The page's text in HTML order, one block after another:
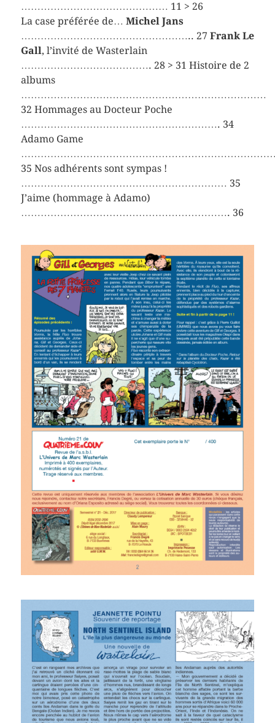
……………………………………… 11 > 26
La case préférée de… Michel Jans
…………………………………………….. 27 Frank Le
Gall, l’invité de Wasterlain
…………………………………. 28 > 31 Histoire de 2
albums
…………………………………………………………………
32 Hommages au Docteur Poche
……………………………………………………. 34
Adamo Game
35 Nos adhérents sont sympas !
……………………………………………………… 35
J’aime (hommage à Adamo)
………………………………………………………. 36